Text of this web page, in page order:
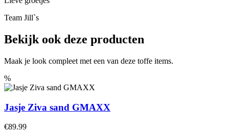
Team Jill`s
Bekijk ook deze producten
Maak je look compleet met een van deze toffe items.
%
Jasje Ziva sand GMAXX
€89.99